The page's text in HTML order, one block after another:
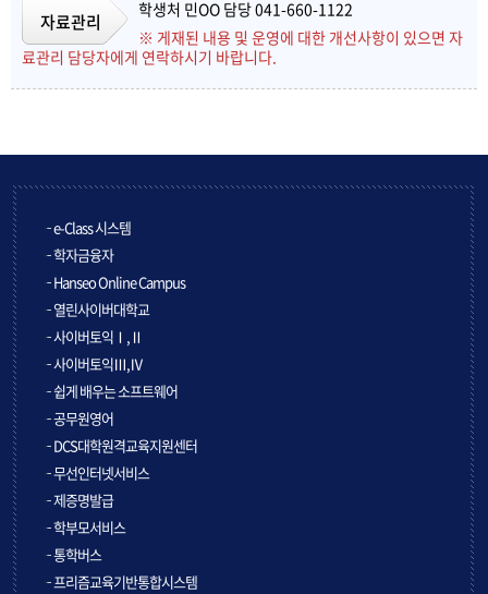
자료관리
학생처 민OO 담당 041-660-1122
※ 게재된 내용 및 운영에 대한 개선사항이 있으면 자
료관리 담당자에게 연락하시기 바랍니다.
e-Class 시스템
학자금융자
Hanseo Online Campus
열린사이버대학교
사이버토익Ⅰ,Ⅱ
사이버토익Ⅲ,Ⅳ
쉽게 배우는 소프트웨어
공무원영어
DCS대학원격교육지원센터
무선인터넷서비스
제증명발급
학부모서비스
통학버스
프리즘교육기반통합시스템